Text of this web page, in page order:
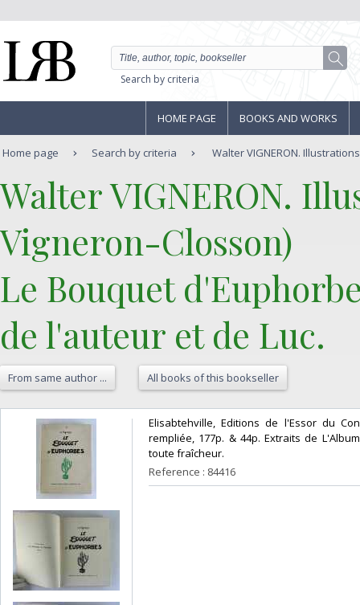
Search by criteria
HOME PAGE BOOKS AND WORKS
Home page Search by criteria Walter VIGNERON.
‎Walter VIGNERON.
Vigneron-Closson)‎
‎Le Bouquet
de l'auteur et de Luc.‎
From same author ... All books of this bookseller
‎Elisabtehville, Editions de l'Essor du
rempliée, 177p. & 44p. Extraits de
toute fraîcheur. ‎
Reference : 84416